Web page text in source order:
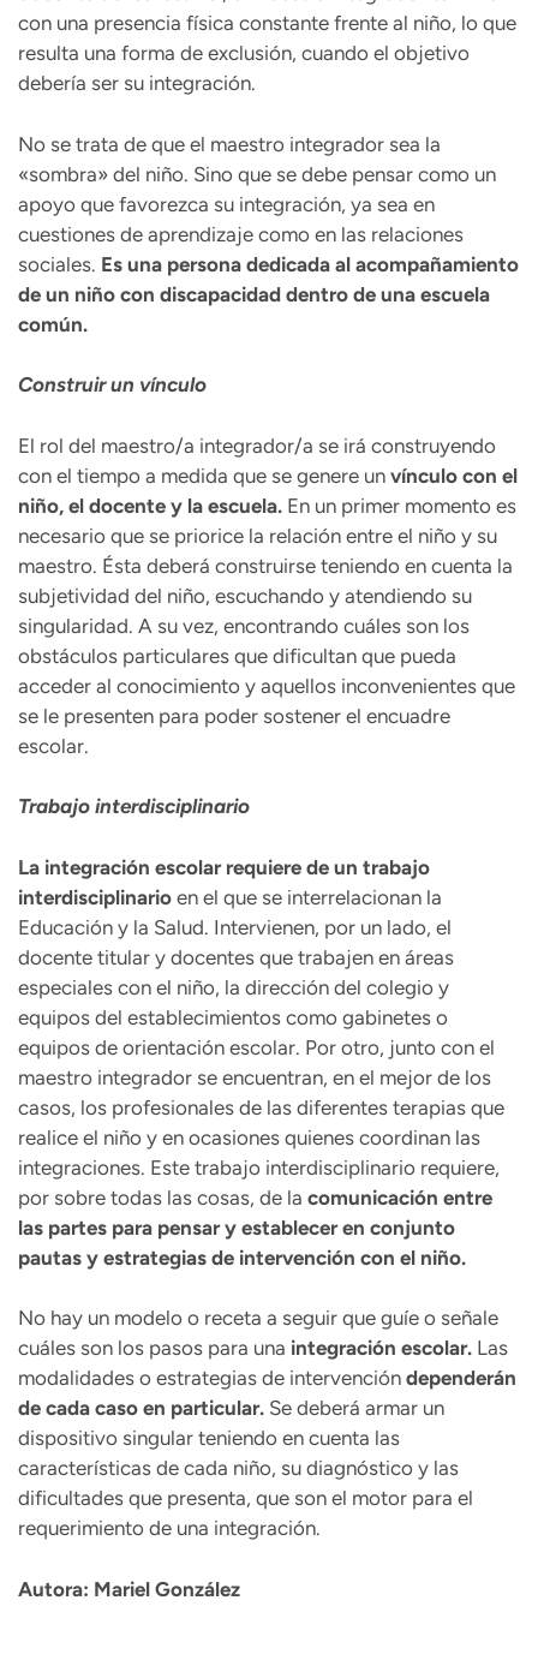
con una presencia física constante frente al niño, lo que
resulta una forma de exclusión, cuando el objetivo
debería ser su integración.
No se trata de que el maestro integrador sea la
«sombra» del niño. Sino que se debe pensar como un
apoyo que favorezca su integración, ya sea en
cuestiones de aprendizaje como en las relaciones
sociales. Es una persona dedicada al acompañamiento
de un niño con discapacidad dentro de una escuela
común.
Construir un vínculo
El rol del maestro/a integrador/a se irá construyendo
con el tiempo a medida que se genere un vínculo con el
niño, el docente y la escuela. En un primer momento es
necesario que se priorice la relación entre el niño y su
maestro. Ésta deberá construirse teniendo en cuenta la
subjetividad del niño, escuchando y atendiendo su
singularidad. A su vez, encontrando cuáles son los
obstáculos particulares que dificultan que pueda
acceder al conocimiento y aquellos inconvenientes que
se le presenten para poder sostener el encuadre
escolar.
Trabajo interdisciplinario
La integración escolar requiere de un trabajo
interdisciplinario en el que se interrelacionan la
Educación y la Salud. Intervienen, por un lado, el
docente titular y docentes que trabajen en áreas
especiales con el niño, la dirección del colegio y
equipos del establecimientos como gabinetes o
equipos de orientación escolar. Por otro, junto con el
maestro integrador se encuentran, en el mejor de los
casos, los profesionales de las diferentes terapias que
realice el niño y en ocasiones quienes coordinan las
integraciones. Este trabajo interdisciplinario requiere,
por sobre todas las cosas, de la comunicación entre
las partes para pensar y establecer en conjunto
pautas y estrategias de intervención con el niño.
No hay un modelo o receta a seguir que guíe o señale
cuáles son los pasos para una integración escolar. Las
modalidades o estrategias de intervención dependerán
de cada caso en particular. Se deberá armar un
dispositivo singular teniendo en cuenta las
características de cada niño, su diagnóstico y las
dificultades que presenta, que son el motor para el
requerimiento de una integración.
Autora: Mariel González